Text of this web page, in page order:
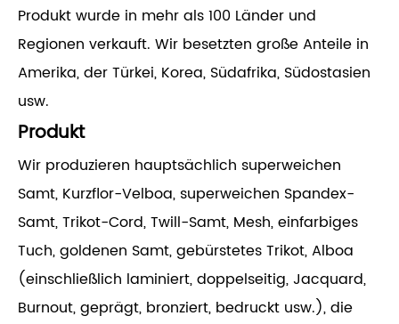
Produkt wurde in mehr als 100 Länder und
Regionen verkauft. Wir besetzten große Anteile in
Amerika, der Türkei, Korea, Südafrika, Südostasien
usw.
Produkt
Wir produzieren hauptsächlich superweichen
Samt, Kurzflor-Velboa, superweichen Spandex-
Samt, Trikot-Cord, Twill-Samt, Mesh, einfarbiges
Tuch, goldenen Samt, gebürstetes Trikot, Alboa
(einschließlich laminiert, doppelseitig, Jacquard,
Burnout, geprägt, bronziert, bedruckt usw.), die